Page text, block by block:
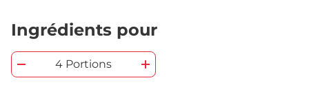
Ingrédients pour
4 Portions